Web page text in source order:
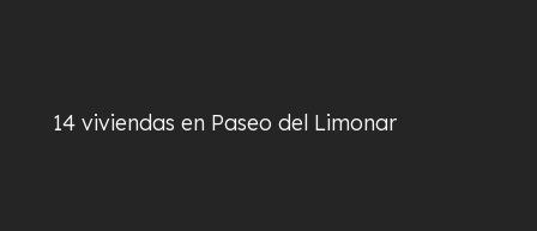
14 viviendas en Paseo del Limonar